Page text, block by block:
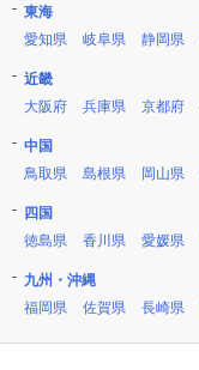
東海
愛知県
岐阜県 静岡県
近畿
大阪府
兵庫県 京都府
中国
鳥取県
島根県 岡山県
四国
徳島県
香川県 愛媛県
九州・沖縄
福岡県
佐賀県 長崎県